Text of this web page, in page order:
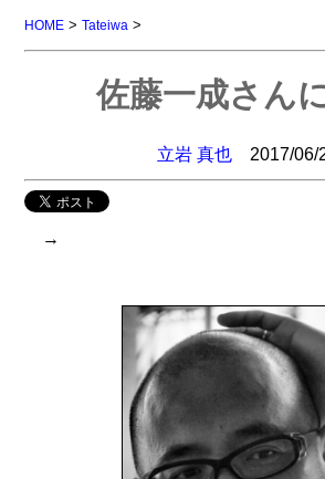
HOME >Tateiwa >
佐藤一成さん
立岩 真也 2017/06/
→